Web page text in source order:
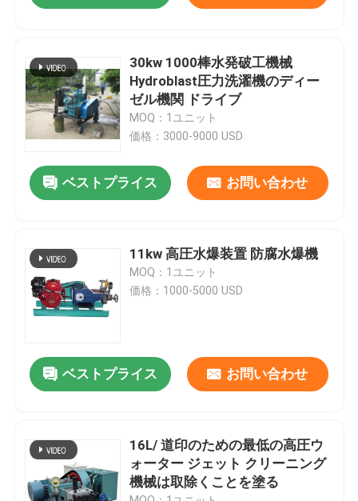
製品
わたしたち に つい て
工場 ツアー
連絡 ください
電気ハイドロ テスト ポンプ
産業高圧洗濯機
産業高圧洗剤
30kw 1000棒水発破工機械
Hydroblast圧力洗濯機のディー
ゼル機関 ドライブ
MOQ：1ユニット
価格：3000-9000 USD
ベストプライス お問い合わせ
11kw 高圧水爆装置 防腐水爆機
MOQ：1ユニット
価格：1000-5000 USD
ベストプライス お問い合わせ
16L/ 道印のための最低の高圧ウ
ォーター ジェット クリーニング
機械は取除くことを塗る